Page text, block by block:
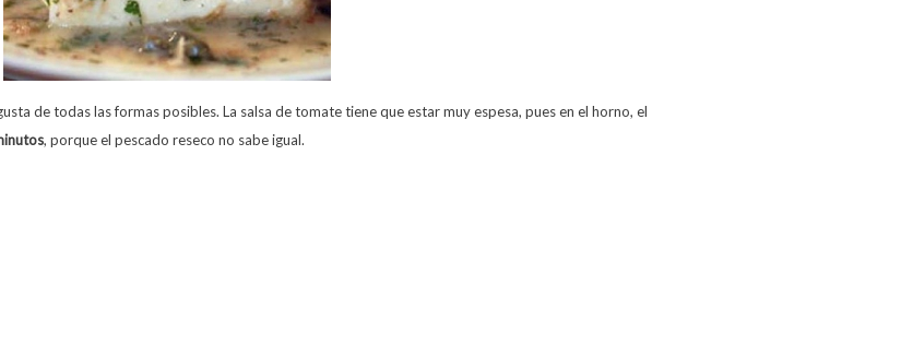
de todas las formas posibles. La salsa de tomate tiene que estar muy espesa, pues en el horno, el
, porque el pescado reseco no sabe igual.